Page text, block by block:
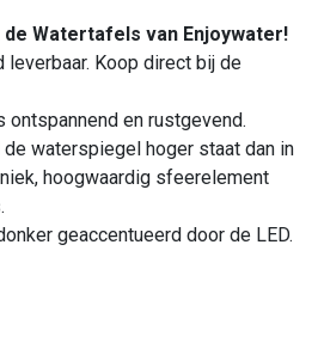
de Watertafels van Enjoywater!
leverbaar. Koop direct bij de
ontspannend en rustgevend.
waterspiegel hoger staat dan in
hoogwaardig sfeerelement
geaccentueerd door de LED.